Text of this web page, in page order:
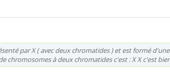
par X ( avec deux chromatides ) et est formé
chromosomes à deux chromatides c'est : X X c'est